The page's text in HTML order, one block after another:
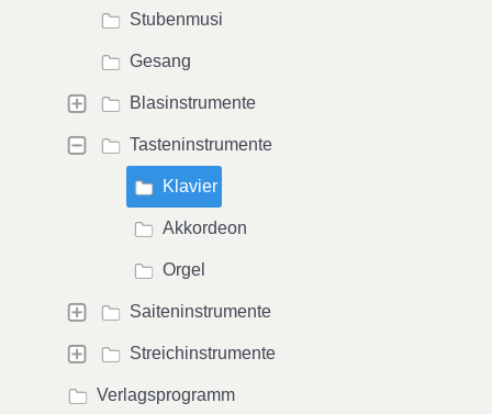
Stubenmusi
Gesang
Blasinstrumente
Tasteninstrumente
Klavier
Akkordeon
Orgel
Saiteninstrumente
Streichinstrumente
Verlagsprogramm